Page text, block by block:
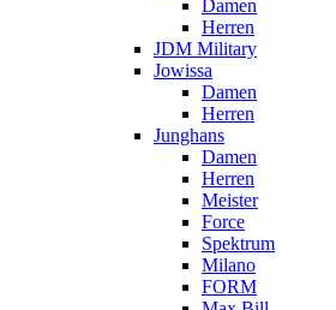
Damen
Herren
JDM Military
Jowissa
Damen
Herren
Junghans
Damen
Herren
Meister
Force
Spektrum
Milano
FORM